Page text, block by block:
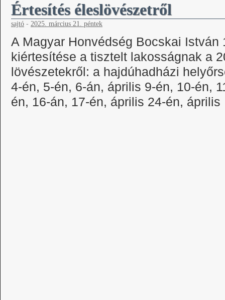
Értesítés éleslövészetről
sajtó - 2025. március 21. péntek
A Magyar Honvédség Bocskai István
kiértesítése a tisztelt lakosságnak a
lövészetekről: a hajdúhadházi
4-én, 5-én, 6-án, április 9-én, 10-én,
én, 16-án, 17-én, április 24-én,